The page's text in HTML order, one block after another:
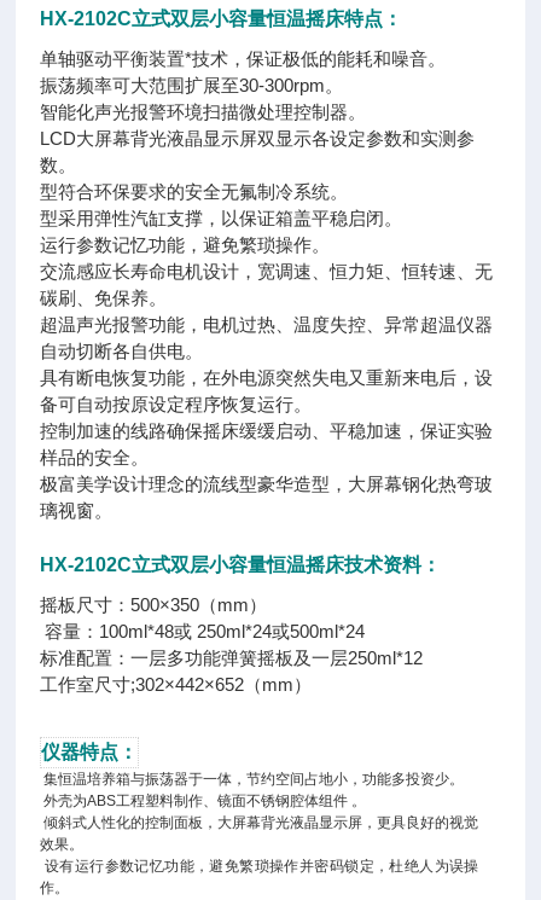
HX-2102C立式双层小容量恒温摇床特点：
单轴驱动平衡装置*技术，保证极低的能耗和噪音。
振荡频率可大范围扩展至30-300rpm。
智能化声光报警环境扫描微处理控制器。
LCD大屏幕背光液晶显示屏双显示各设定参数和实测参
数。
型符合环保要求的安全无氟制冷系统。
型采用弹性汽缸支撑，以保证箱盖平稳启闭。
运行参数记忆功能，避免繁琐操作。
交流感应长寿命电机设计，宽调速、恒力矩、恒转速、无
碳刷、免保养。
超温声光报警功能，电机过热、温度失控、异常超温仪器
自动切断各自供电。
具有断电恢复功能，在外电源突然失电又重新来电后，设
备可自动按原设定程序恢复运行。
控制加速的线路确保摇床缓缓启动、平稳加速，保证实验
样品的安全。
极富美学设计理念的流线型豪华造型，大屏幕钢化热弯玻
璃视窗。
HX-2102C立式双层小容量恒温摇床技术资料：
摇板尺寸：500×350（mm）
容量：100ml*48或 250ml*24或500ml*24
标准配置：一层多功能弹簧摇板及一层250ml*12
工作室尺寸;302×442×652（mm）
仪器特点：
集恒温培养箱与振荡器于一体，节约空间占地小，功能多投资少。
外壳为ABS工程塑料制作、镜面不锈钢腔体组件 。
倾斜式人性化的控制面板，大屏幕背光液晶显示屏，更具良好的视觉
效果。
设有运行参数记忆功能，避免繁琐操作并密码锁定，杜绝人为误操
作。